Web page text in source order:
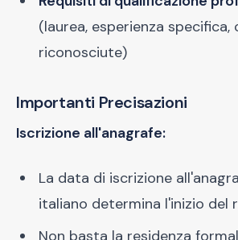
(laurea, esperienza
riconosciute)
Importanti Precisazioni
Iscrizione all'anagrafe:
La data di iscrizione
italiano determina l'inizio del
Non basta la residenza